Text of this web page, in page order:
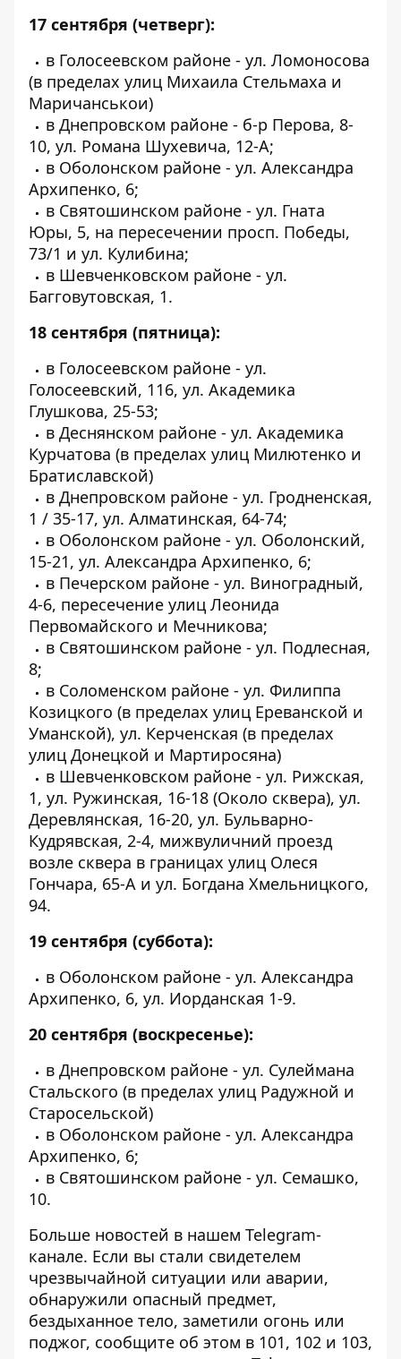
17 сентября (четверг):
в Голосеевском районе - ул. Ломоносова
(в пределах улиц Михаила Стельмаха и
Маричанськои)
в Днепровском районе - б-р Перова, 8-
10, ул. Романа Шухевича, 12-А;
в Оболонском районе - ул. Александра
Архипенко, 6;
в Святошинском районе - ул. Гната
Юры, 5, на пересечении просп. Победы,
73/1 и ул. Кулибина;
в Шевченковском районе - ул.
Багговутовская, 1.
18 сентября (пятница):
в Голосеевском районе - ул.
Голосеевский, 116, ул. Академика
Глушкова, 25-53;
в Деснянском районе - ул. Академика
Курчатова (в пределах улиц Милютенко и
Братиславской)
в Днепровском районе - ул. Гродненская,
1 / 35-17, ул. Алматинская, 64-74;
в Оболонском районе - ул. Оболонский,
15-21, ул. Александра Архипенко, 6;
в Печерском районе - ул. Виноградный,
4-6, пересечение улиц Леонида
Первомайского и Мечникова;
в Святошинском районе - ул. Подлесная,
8;
в Соломенском районе - ул. Филиппа
Козицкого (в пределах улиц Ереванской и
Уманской), ул. Керченская (в пределах
улиц Донецкой и Мартиросяна)
в Шевченковском районе - ул. Рижская,
1, ул. Ружинская, 16-18 (Около сквера), ул.
Деревлянская, 16-20, ул. Бульварно-
Кудрявская, 2-4, мижвуличний проезд
возле сквера в границах улиц Олеся
Гончара, 65-А и ул. Богдана Хмельницкого,
94.
19 сентября (суббота):
в Оболонском районе - ул. Александра
Архипенко, 6, ул. Иорданская 1-9.
20 сентября (воскресенье):
в Днепровском районе - ул. Сулеймана
Стальского (в пределах улиц Радужной и
Старосельской)
в Оболонском районе - ул. Александра
Архипенко, 6;
в Святошинском районе - ул. Семашко,
10.
Больше новостей в нашем Telegram-
канале. Если вы стали свидетелем
чрезвычайной ситуации или аварии,
обнаружили опасный предмет,
бездыханное тело, заметили огонь или
поджог, сообщите об этом в 101, 102 и 103,